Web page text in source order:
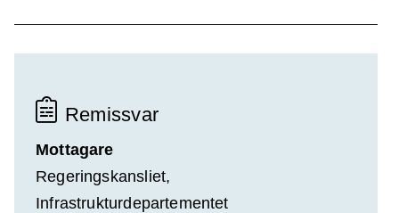
Remissvar
Mottagare
Regeringskansliet,
Infrastrukturdepartementet